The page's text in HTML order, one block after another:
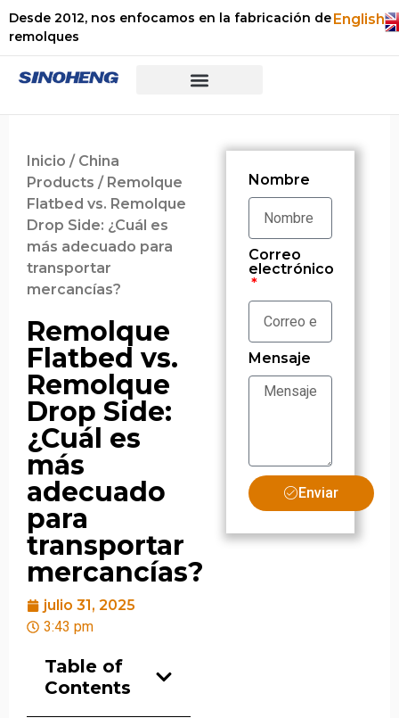
Desde 2012, nos enfocamos en la fabricación de
remolques
English
Inicio / China
Products / Remolque
Flatbed vs. Remolque
Drop Side: ¿Cuál es
más adecuado para
transportar
mercancías?
Remolque
Flatbed vs.
Remolque
Drop Side:
¿Cuál es
más
adecuado
para
transportar
mercancías?
julio 31, 2025
3:43 pm
Table of
Contents
Nombre
Correo
electrónico
Mensaje
Enviar